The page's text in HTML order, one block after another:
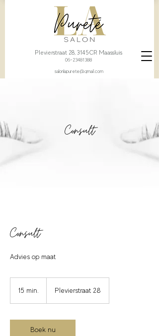
06-23481388
Plevierstraat 28, 3145CR Maassluis
salonlapurete@gmail.com
Consult
Consult
Advies op maat
15 min.
i
n
Plevierstraat 28
Boek nu